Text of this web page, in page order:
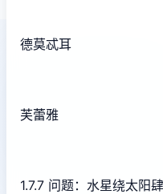
德莫忒耳
芙蕾雅
1.7.7 问题：水星绕太阳